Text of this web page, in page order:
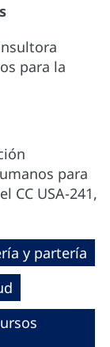
para la
para
CC USA-241,
y partería